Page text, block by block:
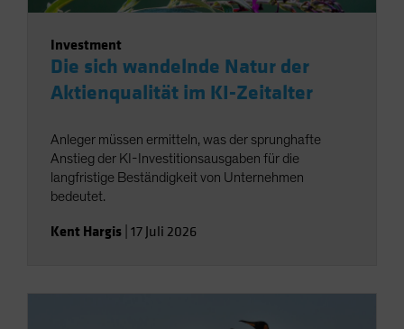
Investment
Die sich wandelnde Natur der
Aktienqualität im KI-Zeitalter
Anleger müssen ermitteln, was der sprunghafte
Anstieg der KI-Investitionsausgaben für die
langfristige Beständigkeit von Unternehmen
bedeutet.
Kent Hargis 17 Juli 2026